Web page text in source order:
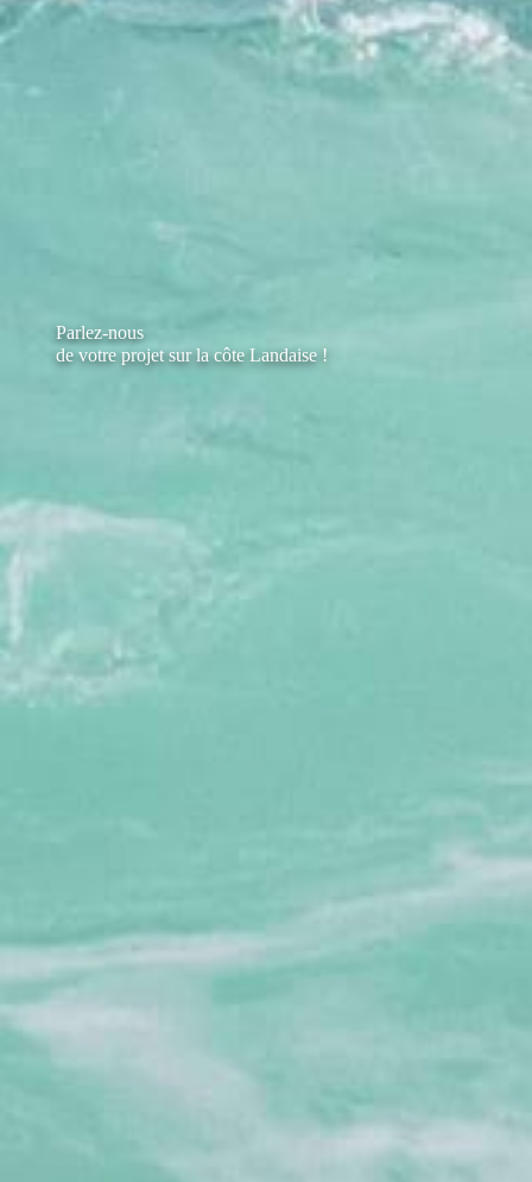
Parlez-nous
de votre projet sur la côte Landaise !